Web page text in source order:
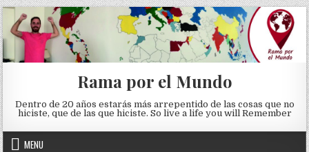
Skip to content
Rama por el Mundo
Dentro de 20 años estarás más arrepentido de las cosas que no
hiciste, que de las que hiciste. So live a life you will Remember
MENU